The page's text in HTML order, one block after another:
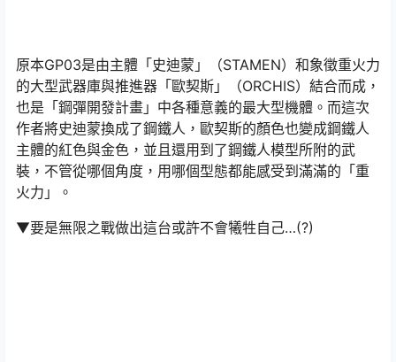
原本GP03是由主體「史迪蒙」（STAMEN）和象徵重火力
的大型武器庫與推進器「歐契斯」（ORCHIS）結合而成，
也是「鋼彈開發計畫」中各種意義的最大型機體。而這次
作者將史迪蒙換成了鋼鐵人，歐契斯的顏色也變成鋼鐵人
主體的紅色與金色，並且還用到了鋼鐵人模型所附的武
裝，不管從哪個角度，用哪個型態都能感受到滿滿的「重
火力」。
▼要是無限之戰做出這台或許不會犧牲自己…(?)